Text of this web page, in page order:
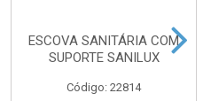
ESCOVA SANITÁRIA COM
SUPORTE SANILUX
Código: 22814